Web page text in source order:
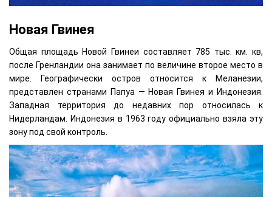
Новая Гвинея
Общая площадь Новой Гвинеи составляет 785 тыс. км. кв,
после Гренландии она занимает по величине второе место в
мире. Географически остров относится к Меланезии,
представлен странами Папуа — Новая Гвинея и Индонезия.
Западная территория до недавних пор относилась к
Нидерландам. Индонезия в 1963 году официально взяла эту
зону под свой контроль.